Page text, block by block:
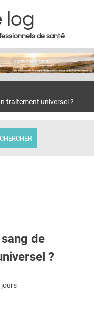
log
de santé
traitement universel ?
de
?
jours